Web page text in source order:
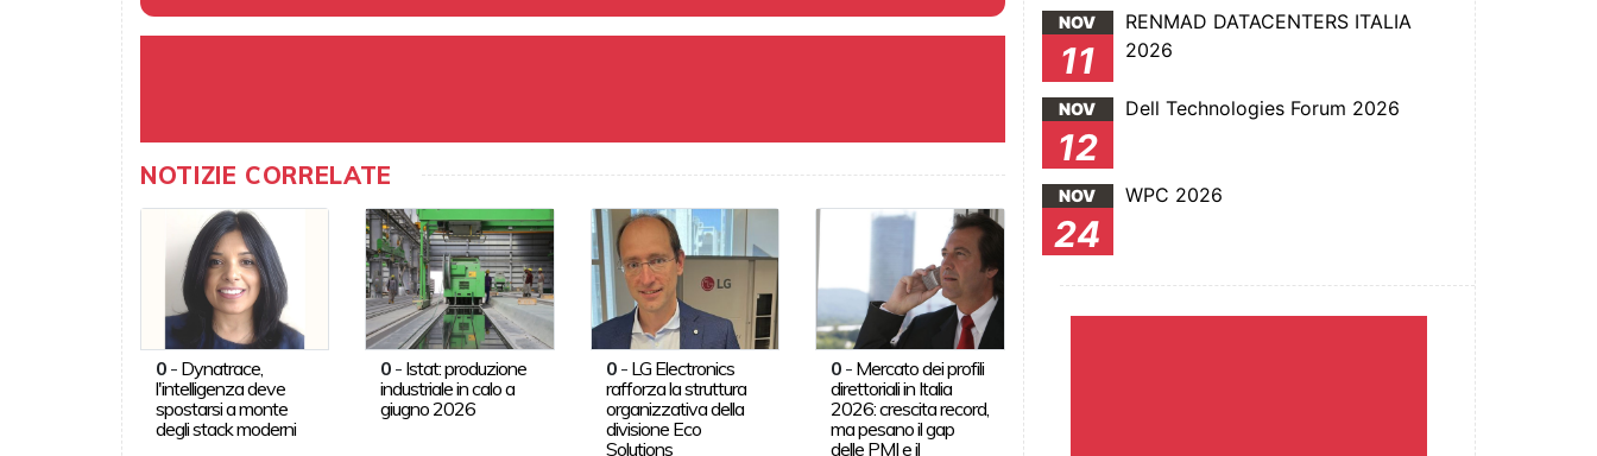
NOTIZIE CORRELATE
0- Dynatrace,
l'intelligenza deve
spostarsi a monte
degli stack moderni
0 - Istat: produzione
industriale in calo a
giugno 2026
0- LG Electronics
rafforza la struttura
organizzativa della
divisione Eco
Solutions
0 - Mercato dei profili
direttoriali in Italia
2026: crescita record,
ma pesano il gap
delle PMI e il
NOV
11
RENMAD DATACENTERS ITALIA
2026
NOV
12
Dell Technologies Forum 2026
NOV
24
WPC 2026